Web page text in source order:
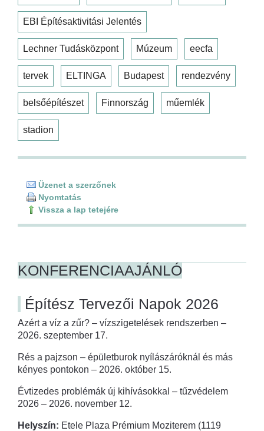
EBI Építésaktivitási Jelentés
Lechner Tudásközpont Múzeum eecfa
tervek ELTINGA Budapest rendezvény
belsőépítészet Finnország műemlék
stadion
Üzenet a szerzőnek
Nyomtatás
Vissza a lap tetejére
KONFERENCIAAJÁNLÓ
Építész Tervezői Napok 2026
Azért a víz a zűr? – vízszigetelések rendszerben –
2026. szeptember 17.
Rés a pajzson – épületburok nyílászáróknál és más
kényes pontokon – 2026. október 15.
Évtizedes problémák új kihívásokkal – tűzvédelem
2026 – 2026. november 12.
Helyszín: Etele Plaza Prémium Moziterem (1119